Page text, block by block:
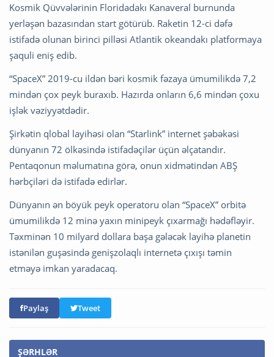
Kosmik Qüvvələrinin Floridadakı Kanaveral burnunda
yerləşən bazasından start götürüb. Raketin 12-ci dəfə
istifadə olunan birinci pilləsi Atlantik okeandakı platformaya
şaquli eniş edib.
“SpaceX” 2019-cu ildən bəri kosmik fəzaya ümumilikdə 7,2
mindən çox peyk buraxıb. Hazırda onların 6,6 mindən çoxu
işlək vəziyyətdədir.
Şirkətin qlobal layihəsi olan “Starlink” internet şəbəkəsi
dünyanın 72 ölkəsində istifadəçilər üçün əlçatandır.
Pentaqonun məlumatına görə, onun xidmətindən ABŞ
hərbçiləri də istifadə edirlər.
Dünyanın ən böyük peyk operatoru olan “SpaceX” orbitə
ümumilikdə 12 minə yaxın minipeyk çıxarmağı hədəfləyir.
Təxminən 10 milyard dollara başa gələcək layihə planetin
istənilən guşəsində genişzolaqlı internetə çıxışı təmin
etməyə imkan yaradacaq.
Paylaş Tweet
ŞƏRHLƏR